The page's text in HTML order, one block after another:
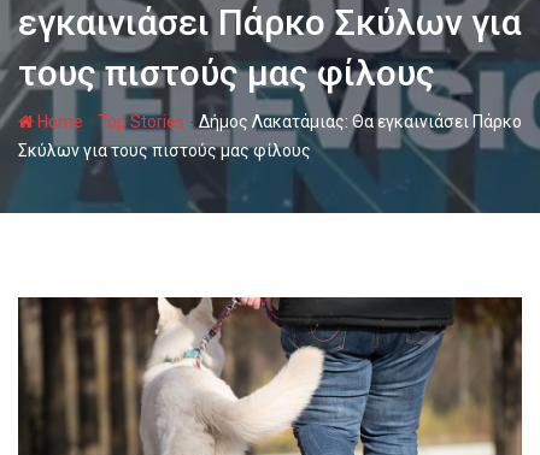
εγκαινιάσει Πάρκο Σκύλων για
τους πιστούς μας φίλους
Home -Top Stories - Δήμος Λακατάμιας: Θα εγκαινιάσει Πάρκο
Σκύλων για τους πιστούς μας φίλους